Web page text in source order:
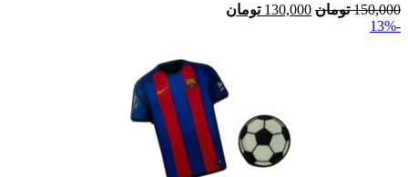
150,000 تومان 130,000 تومان
-13%